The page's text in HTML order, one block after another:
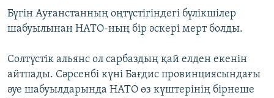
Skip
to
ӘЛЕУМЕТ
ӘЛЕМ
АРНАЙЫ ЖОБАЛАР
Русский
Бүгін Ауғанстанның оңтүстігіндегі бүлікшілер
шабуылынан НАТО-ның бір әскері мерт болды.
Солтүстік альянс ол сарбаздың қай елден екенін
айтпады. Сәрсенбі күні Бағдис провинциясындағы
әуе шабуылдарында НАТО өз күштерінің бірнеше